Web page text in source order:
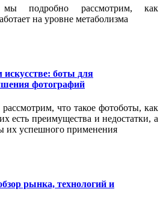
подробно рассмотрим, как
на уровне метаболизма
боты для
фотографий
что такое фотоботы, как
есть преимущества и недостатки, а
их успешного применения
рынка, технологий и